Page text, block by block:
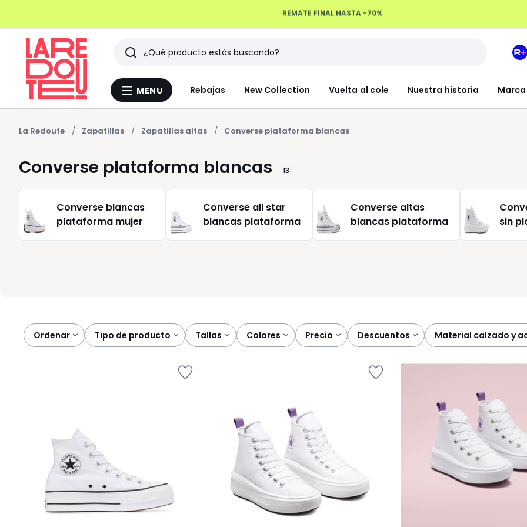
Devoluciones hasta 100 días
Menu
MENU Rebajas New Collection Vuelta al cole Nuestra historia
Buscar
Últimos
artículos
vistos
Mi
La Redoute Zapatillas Zapatillas altas Converse plataforma blancas
Converse plataforma blancas 13
Converse blancas
plataforma mujer
Converse all star
blancas plataforma
Converse altas
blancas plataforma
sin
Ordenar
tipo de producto tallas colores precio descuentos material calzado y